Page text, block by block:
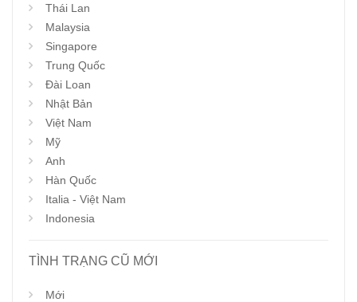
Thái Lan
Malaysia
Singapore
Trung Quốc
Đài Loan
Nhật Bản
Việt Nam
Mỹ
Anh
Hàn Quốc
Italia - Việt Nam
Indonesia
TÌNH TRẠNG CŨ MỚI
Mới